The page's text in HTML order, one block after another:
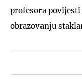
profesora
obrazovanju